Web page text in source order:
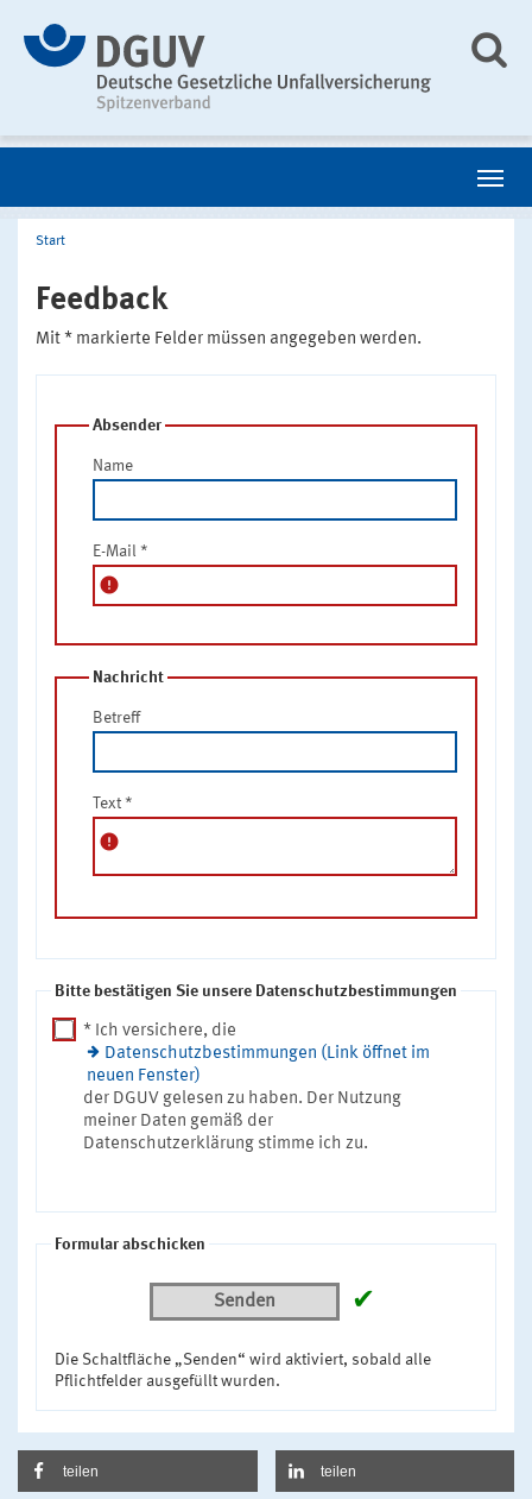
Start
Feedback
Mit * markierte Felder müssen angegeben werden.
Absender
Name
E-Mail *
error
Nachricht
Betreff
Text *
error
Bitte bestätigen Sie unsere Datenschutzbestimmungen
* Ich versichere, die
Datenschutzbestimmungen (Link öffnet im
neuen Fenster)
der DGUV gelesen zu haben. Der Nutzung
meiner Daten gemäß der
Datenschutzerklärung stimme ich zu.
Formular abschicken
Senden ✔
Die Schaltfläche „Senden“ wird aktiviert, sobald alle
Pflichtfelder ausgefüllt wurden.
teilen teilen